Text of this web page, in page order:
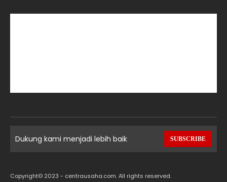
Dukung kami menjadi lebih baik SUBSCRIBE
Copyright© 2023 - centrausaha.com. All rights reserved.